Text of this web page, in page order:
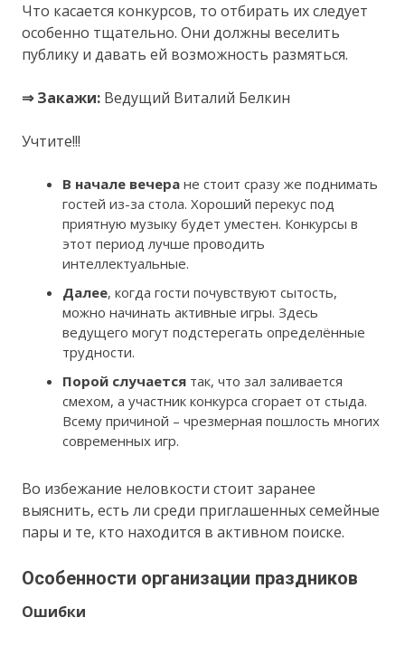
Что касается конкурсов, то отбирать их следует
особенно тщательно. Они должны веселить
публику и давать ей возможность размяться.
⇒ Закажи: Ведущий Виталий Белкин
Учтите!!!
В начале вечера не стоит сразу же поднимать
гостей из-за стола. Хороший перекус под
приятную музыку будет уместен. Конкурсы в
этот период лучше проводить
интеллектуальные.
Далее, когда гости почувствуют сытость,
можно начинать активные игры. Здесь
ведущего могут подстерегать определённые
трудности.
Порой случается так, что зал заливается
смехом, а участник конкурса сгорает от стыда.
Всему причиной – чрезмерная пошлость многих
современных игр.
Во избежание неловкости стоит заранее
выяснить, есть ли среди приглашенных семейные
пары и те, кто находится в активном поиске.
Особенности организации праздников
Ошибки